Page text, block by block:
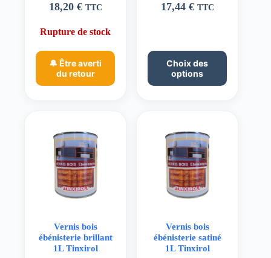
18,20 € TTC
Rupture de stock
🔔 Être averti
du retour
17,44 € TTC
Choix des
options
Ce
produit
plusieurs
peuvent
choisies
Vernis bois
ébénisterie brillant
1L Tinxirol
Vernis bois
ébénisterie satiné
1L Tinxirol